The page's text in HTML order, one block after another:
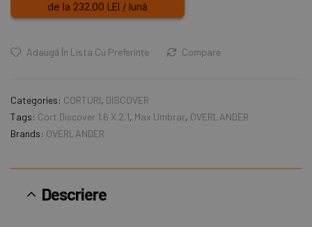
de la 232.00 LEI / lună
Adaugă În Lista Cu Preferințe Compare
Categories: CORTURI, DISCOVER
Tags: Cort Discover 1.6 X 2.1, Max Umbrar, OVERLANDER
Brands: OVERLANDER
Descriere